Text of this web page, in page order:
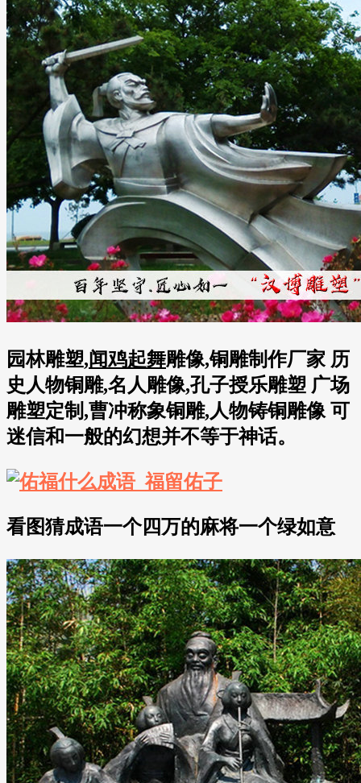
园林雕塑,闻鸡起舞雕像,铜雕制作厂家 历
史人物铜雕,名人雕像,孔子授乐雕塑 广场
雕塑定制,曹冲称象铜雕,人物铸铜雕像 可
迷信和一般的幻想并不等于神话。
看图猜成语一个四万的麻将一个绿如意